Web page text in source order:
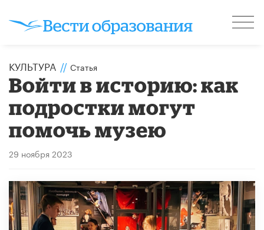
КУЛЬТУРА // Статья
Войти в историю: как
подростки могут
помочь музею
29 ноября 2023